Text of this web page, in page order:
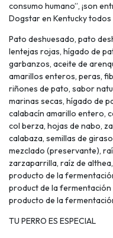
consumo humano”, ¡son
Dogstar en Kentucky todos
Pato deshuesado, pato
lentejas rojas, hígado de
garbanzos, aceite de
amarillos enteros, peras,
riñones de pato, sabor
marinas secas, hígado de
calabacín amarillo entero,
col berza, hojas de nabo,
calabaza, semillas de
mezclado (preservante),
zarzaparrilla, raíz de
producto de la
product de la fermentación
producto de la
TU PERRO ES ESPECIAL